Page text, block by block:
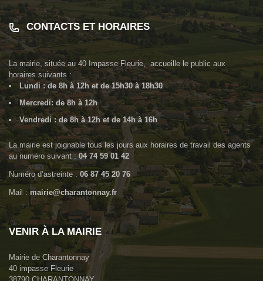
CONTACTS ET HORAIRES
La mairie, située au 40 Impasse Fleurie, accueille le public aux
horaires suivants :
Lundi : de 8h à 12h et de 15h30 à 18h30
Mercredi: de 8h à 12h
Vendredi : de 8h à 12h et de 14h à 16h
La mairie est joignable tous les jours aux horaires de travail des agents
au numéro suivant : 04 74 59 01 42
Numéro d’astreinte : 06 87 45 20 76
Mail :mairie@charantonnay.fr
VENIR À LA MAIRIE
Mairie de Charantonnay
40 impasse Fleurie